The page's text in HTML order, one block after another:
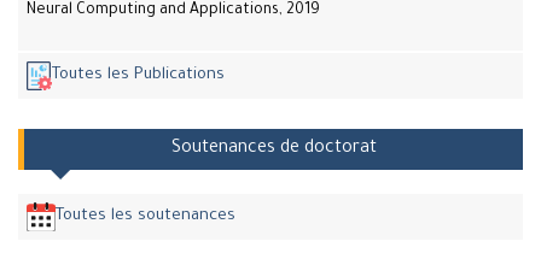
Neural Computing and Applications, 2019
Toutes les Publications
Soutenances de doctorat
Toutes les soutenances